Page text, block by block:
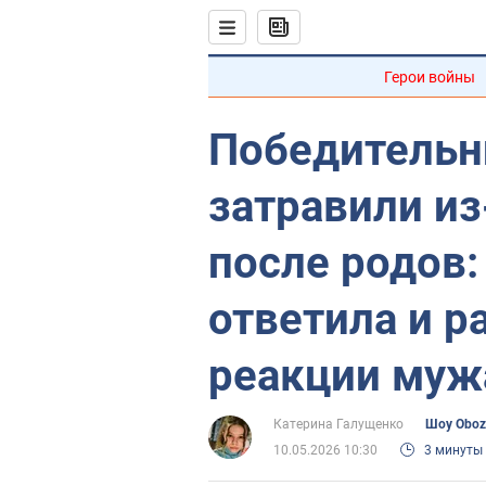
Герои войны
затравили
после
ответила и
реакции
Катерина Галущенко
Шоу Oboz
10.05.2026 10:30
3 минуты